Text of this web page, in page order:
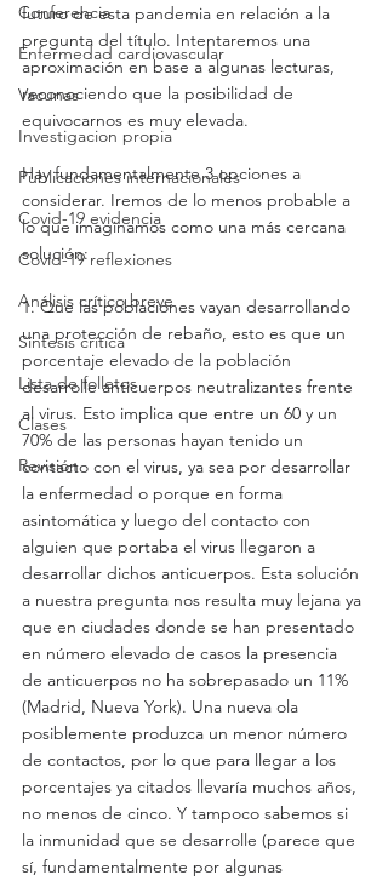
Conferencia
Enfermedad cardiovascular
Vacunas
Investigacion propia
Publicaciones internacionales
Covid-19 evidencia
Covid-19 reflexiones
Análisis crítico breve
Síntesis crítica
Lista de folletos
Clases
Revisión
futuro de esta pandemia en relación a la
pregunta del título. Intentaremos una
aproximación en base a algunas lecturas,
reconociendo que la posibilidad de
equivocarnos es muy elevada.
Hay fundamentalmente 3 opciones a
considerar. Iremos de lo menos probable a
lo que imaginamos como una más cercana
solución:
1. Que las poblaciones vayan desarrollando
una protección de rebaño, esto es que un
porcentaje elevado de la población
desarrolle anticuerpos neutralizantes frente
al virus. Esto implica que entre un 60 y un
70% de las personas hayan tenido un
contacto con el virus, ya sea por desarrollar
la enfermedad o porque en forma
asintomática y luego del contacto con
alguien que portaba el virus llegaron a
desarrollar dichos anticuerpos. Esta solución
a nuestra pregunta nos resulta muy lejana ya
que en ciudades donde se han presentado
en número elevado de casos la presencia
de anticuerpos no ha sobrepasado un 11%
(Madrid, Nueva York). Una nueva ola
posiblemente produzca un menor número
de contactos, por lo que para llegar a los
porcentajes ya citados llevaría muchos años,
no menos de cinco. Y tampoco sabemos si
la inmunidad que se desarrolle (parece que
sí, fundamentalmente por algunas